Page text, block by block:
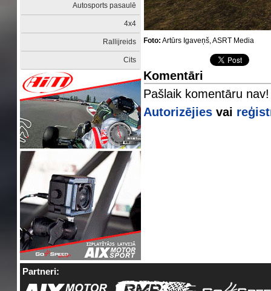
Autosports pasaulē
4x4
Rallijreids
Cits
Foto: Artūrs Igaveņš, ASRT Media
Komentāri
Pašlaik komentāru nav!
Autorizējies vai
Partneri: